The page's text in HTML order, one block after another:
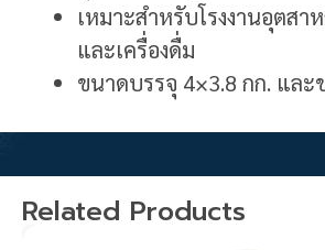
เหมาะสำหรับโรงงานอุตสา
และเครื่องดื่ม
ขนาดบรรจุ 4×3.8 กก. และ
Related Products